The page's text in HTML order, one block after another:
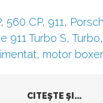
, 560 CP, 911,
911 Turbo S, Turbo,
, motor
CITEŞTE ŞI...